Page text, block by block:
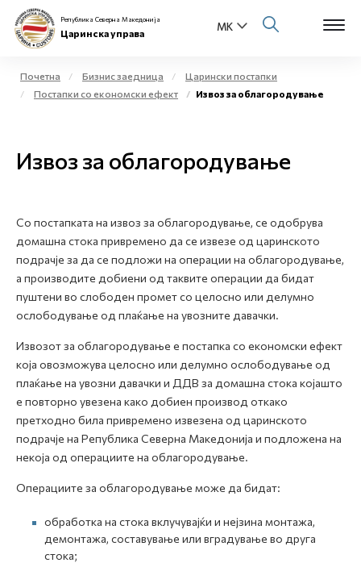
Физички лица
Open
Е-Царина
Open
Медиа центар
Контакт
Е-Весник
Република Северна Македонија
Царинска управа
Почетна Бизнис заедница
Царински постапки
Постапки со економски ефект
Извоз за облагородување
Извоз за облагородување
Со постапката на извоз за облагородување, се одобрува
домашна стока привремено да се извезе од царинското
подрачје за да се подложи на операции на облагородување,
а производите добиени од таквите операции да бидат
пуштени во слободен промет со целосно или делумно
ослободување од плаќање на увозните давачки.
Извозот за облагородување е постапка со економски ефект
која овозможува целосно или делумно ослободување од
плаќање на увозни давачки и ДДВ за домашна стока којашто
е повторно увезена како добиен производ откако
претходно била привремено извезена од царинското
подрачје на Република Северна Македонија и подложена на
некоја од операциите на облагородување.
Операциите за облагородување може да бидат:
oбработка на стока вклучувајќи и нејзина монтажа,
демонтажа, составување или вградување во друга
стока;